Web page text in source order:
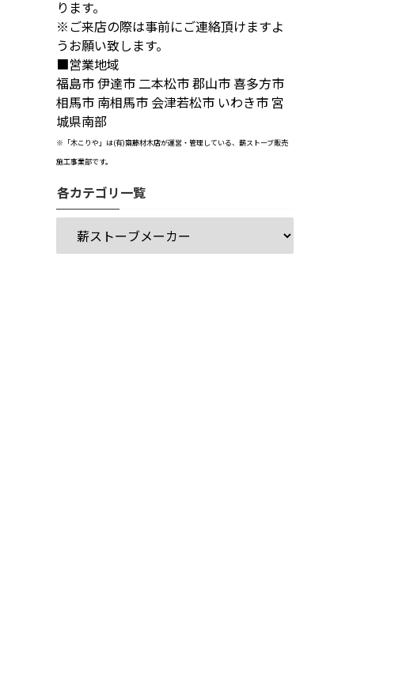
ります。
※ご来店の際は事前にご連絡頂けますよ
うお願い致します。
■営業地域
福島市 伊達市 二本松市 郡山市 喜多方市
相馬市 南相馬市 会津若松市 いわき市 宮
城県南部
※「木こりや」は(有)齋藤材木店が運営・管理している、薪ストーブ販売
施工事業部です。
各カテゴリ一覧